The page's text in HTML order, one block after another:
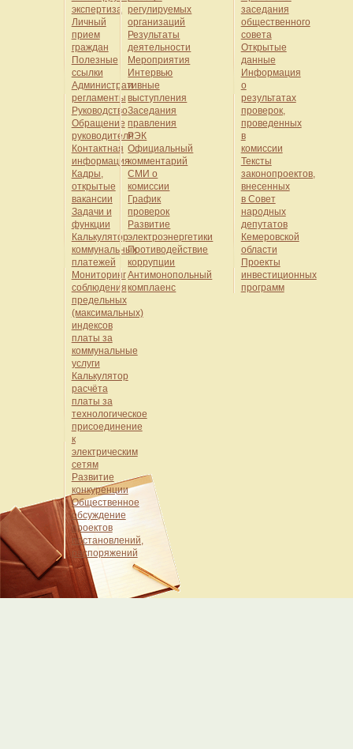
экспертиза
Личный
прием
граждан
Полезные
ссылки
Административные
регламенты
Руководство
Обращение
руководителя
Контактная
информация
Кадры,
открытые
вакансии
Задачи и
функции
Калькулятор
коммунальных
платежей
Мониторинг
соблюдения
предельных
(максимальных)
индексов
платы за
коммунальные
услуги
Калькулятор
расчёта
платы за
технологическое
присоединение
к
электрическим
сетям
Развитие
конкуренции
Общественное
обсуждение
проектов
постановлений,
распоряжений
регулируемых
организаций
Результаты
деятельности
Мероприятия
Интервью
и
выступления
Заседания
правления
РЭК
Официальный
комментарий
СМИ о
комиссии
График
проверок
Развитие
электроэнергетики
Противодействие
коррупции
Антимонопольный
комплаенс
заседания
общественного
совета
Открытые
данные
Информация
о
результатах
проверок,
проведенных
в
комиссии
Тексты
законопроектов,
внесенных
в Совет
народных
депутатов
Кемеровской
области
Проекты
инвестиционных
программ